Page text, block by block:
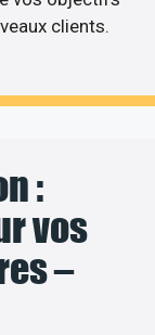
clients.
:
vos
–